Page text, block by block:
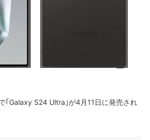
｢Galaxy S24 Ultra｣が4月11日に発売され